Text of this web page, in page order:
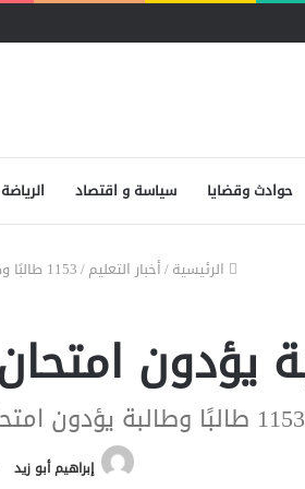
حوادث وقضايا سياسة و اقتصاد الرياضة
الرئيسية/أخبار التعليم/1153 طالبًا وطالبة يؤدون امتحان أصول العلوم السياسية بكلية التجارة
1153 طالبًا وطالبة يؤدون امتحان أصول العلوم السياسية بكلية التجارة
إبراهيم أبو زيد